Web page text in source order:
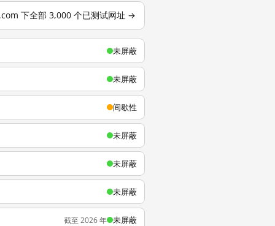
下全部 3,000 个已测试网址 →
未屏蔽
未屏蔽
间歇性
未屏蔽
未屏蔽
未屏蔽
截至 2026 年 未屏蔽